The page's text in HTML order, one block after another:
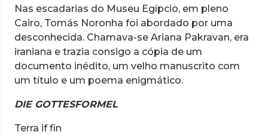
Nas escadarias do Museu Egípcio, em pleno
Cairo, Tomás Noronha foi abordado por uma
desconhecida. Chamava-se Ariana Pakravan, era
iraniana e trazia consigo a cópia de um
documento inédito, um velho manuscrito com
um título e um poema enigmático.
DIE GOTTESFORMEL
Terra if fin